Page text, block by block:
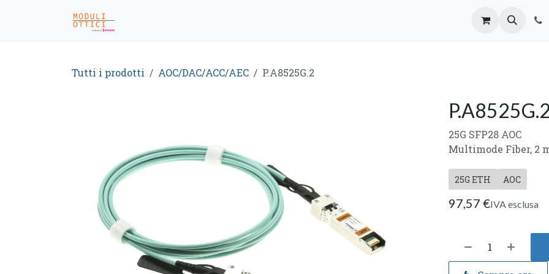
Tutti i prodotti AOC/DAC/ACC/AEC P.A8525G.2
25G SFP28 AOC
Multimode Fiber, 2
25G ETH AOC
97,57 €IVA esclusa